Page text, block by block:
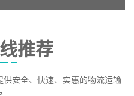
推荐
安全、快速、实惠的物流运输